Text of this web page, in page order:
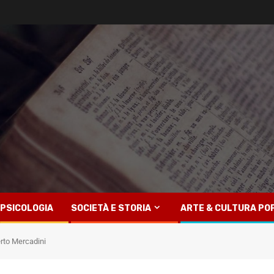
PSICOLOGIA SOCIETÀ E STORIA ARTE & CULTURA
Mercadini